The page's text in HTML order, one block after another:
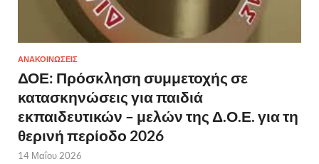
ΑΝΑΚΟΙΝΩΣΕΙΣ
ΔΟΕ: Πρόσκληση συμμετοχής σε
κατασκηνώσεις για παιδιά
εκπαιδευτικών – μελών της Δ.Ο.Ε. για τη
θερινή περίοδο 2026
14 Μαΐου 2026